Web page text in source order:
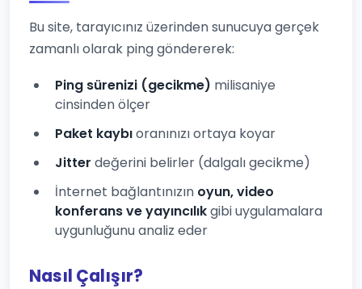
Bu site, tarayıcınız üzerinden sunucuya gerçek
zamanlı olarak ping göndererek:
Ping sürenizi (gecikme) milisaniye
cinsinden ölçer
Paket kaybıoranınızı ortaya koyar
Jitter değerini belirler (dalgalı gecikme)
İnternet bağlantınızın oyun, video
konferans ve yayıncılıkgibi uygulamalara
uygunluğunu analiz eder
Nasıl Çalışır?